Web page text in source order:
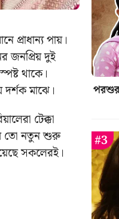
প্রাধান্য পায়।
জনপ্রিয় দুই
থাকে।
দর্শক মাঝে।
টেক্কা
তো নতুন শুরু
সকলেরই।